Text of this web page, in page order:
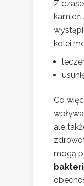
Z
kolei
Co
ale
mogą